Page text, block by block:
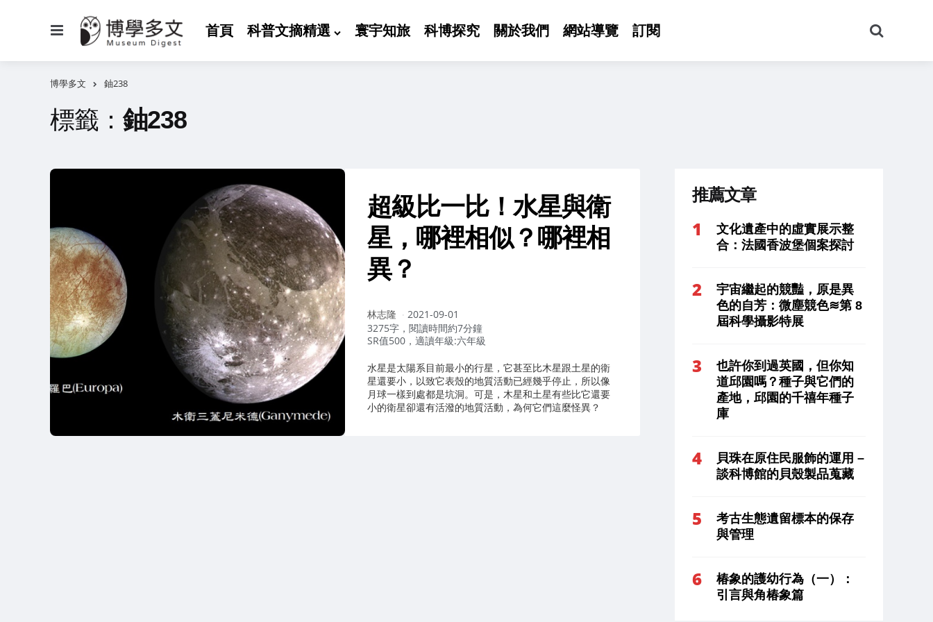
首頁 科普文摘精選 寰宇知旅 科博探究 關於我們 網站導覽 訂閱
尋
博學多文 鈾238
標籤：鈾238
超級比一比！水星與衛
星，哪裡相似？哪裡相
異？
作
者：
林志隆
2021-09-01
3275字，閱讀時間約7分鐘
SR值500，適讀年級:六年級
水星是太陽系目前最小的行星，它甚至比木星跟土星的衛
星還要小，以致它表殼的地質活動已經幾乎停止，所以像
月球一樣到處都是坑洞。可是，木星和土星有些比它還要
小的衛星卻還有活潑的地質活動，為何它們這麼怪異？
推薦文章
文化遺產中的虛實展示整
合：法國香波堡個案探討
宇宙繼起的競豔，原是異
色的自芳：微塵競色≋第 8
屆科學攝影特展
也許你到過英國，但你知
道邱園嗎？種子與它們的
產地，邱園的千禧年種子
庫
貝珠在原住民服飾的運用 –
談科博館的貝殼製品蒐藏
考古生態遺留標本的保存
與管理
椿象的護幼行為（一）：
引言與角椿象篇